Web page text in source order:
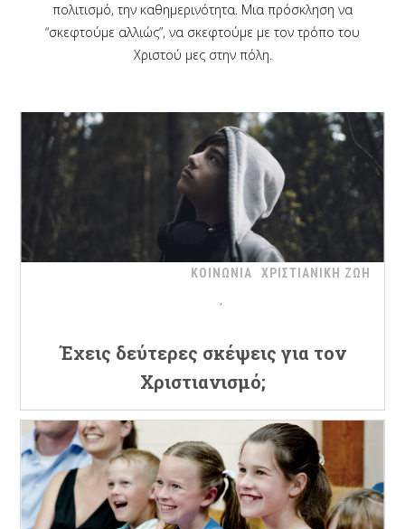
πολιτισμό, την καθημερινότητα. Μια πρόσκληση να
“σκεφτούμε αλλιώς”, να σκεφτούμε με τον τρόπο του
Χριστού μες στην πόλη.
ΚΟΙΝΩΝΙΑ ΧΡΙΣΤΙΑΝΙΚΗ ΖΩΗ
Έχεις δεύτερες σκέψεις για τον
Χριστιανισμό;